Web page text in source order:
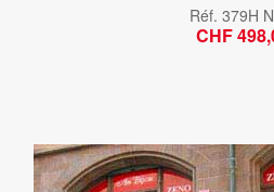
Réf. 379H
CHF